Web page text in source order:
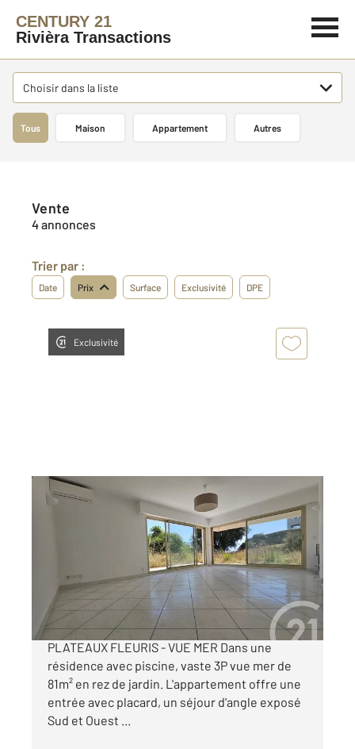
CENTURY 21
Rivièra Transactions
Choisir dans la liste
Tous Maison Appartement Autres
Vente
4 annonces
Trier par :
Date Prix Surface Exclusivité DPE
Exclusivité
ST LAURENT DU VAR 06
, 3 pièces
Appartement F3 à vendre
442 000 €
A VENDRE - SAINT LAURENT DU VAR -
PLATEAUX FLEURIS - VUE MER Dans une
résidence avec piscine, vaste 3P vue mer de
81m² en rez de jardin. L'appartement offre une
entrée avec placard, un séjour d'angle exposé
Sud et Ouest ...